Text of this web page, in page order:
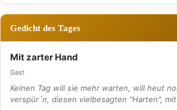
Gedicht des Tages
Mit zarter Hand
Gast
Keinen Tag will sie mehr warten, will heut
verspür´n, diesen vielbesagten "Harten",